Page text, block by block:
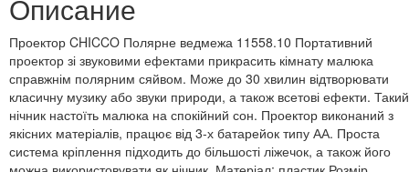
Описание
Проектор CHICCO Полярне ведмежа 11558.10 Портативний
проектор зі звуковими ефектами прикрасить кімнату малюка
справжнім полярним сяйвом. Може до 30 хвилин відтворювати
класичну музику або звуки природи, а також всетові ефекти. Такий
нічник настоїть малюка на спокійний сон. Проектор виконаний з
якісних матеріалів, працює від 3-х батарейок типу АА. Проста
система кріплення підходить до більшості ліжечок, а також його